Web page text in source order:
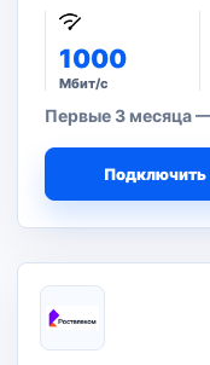
1000
Мбит/с
Первые 3 месяца
Подключить